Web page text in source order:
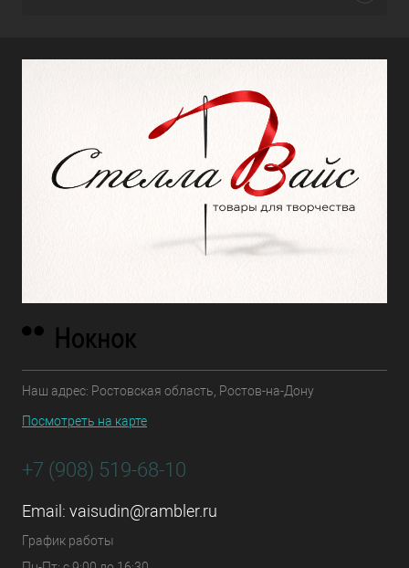
Наш адрес: Ростовская область, Ростов-на-Дону
Посмотреть на карте
+7 (908) 519-68-10
Email: vaisudin@rambler.ru
График работы